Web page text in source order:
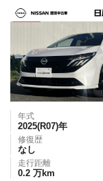
年式
2025(R07)年
修復歴
なし
走行距離
0.2 万km